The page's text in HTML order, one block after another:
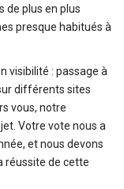
de plus en plus
presque habitués à
visibilité : passage à
différents sites
vous, notre
Votre vote nous a
et nous devons
réussite de cette